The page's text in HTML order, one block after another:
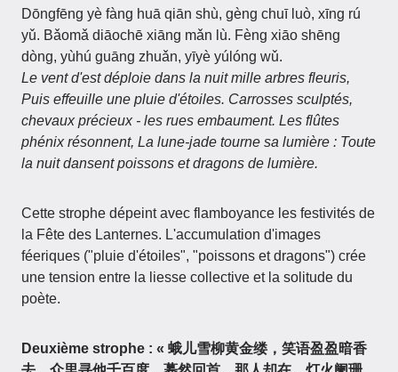
Dōngfēng yè fàng huā qiān shù, gèng chuī luò, xīng rú
yǔ. Bǎomǎ diāochē xiāng mǎn lù. Fèng xiāo shēng
dòng, yùhú guāng zhuǎn, yīyè yúlóng wǔ.
Le vent d'est déploie dans la nuit mille arbres fleuris,
Puis effeuille une pluie d'étoiles. Carrosses sculptés,
chevaux précieux - les rues embaument. Les flûtes
phénix résonnent, La lune-jade tourne sa lumière : Toute
la nuit dansent poissons et dragons de lumière.
Cette strophe dépeint avec flamboyance les festivités de
la Fête des Lanternes. L'accumulation d'images
féeriques ("pluie d'étoiles", "poissons et dragons") crée
une tension entre la liesse collective et la solitude du
poète.
Deuxième strophe : « 蛾儿雪柳黄金缕，笑语盈盈暗香